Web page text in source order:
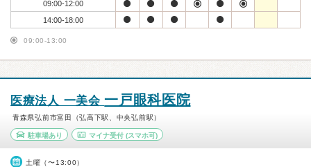
09:00-12:00
14:00-18:00
09:00-13:00
医療法人 一美会 一戸眼科医院
青森県弘前市富田（弘高下駅、中央弘前駅）
駐車場あり マイナ受付(スマホ可)
土曜（〜13:00）